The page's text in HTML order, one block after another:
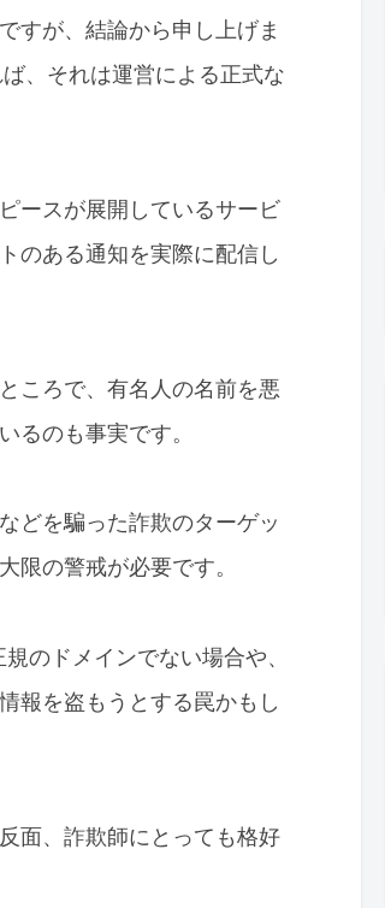
すが、結論から申し上げま
、それは運営による正式な
ースが展開しているサービ
のある通知を実際に配信し
ころで、有名人の名前を悪
るのも事実です。
どを騙った詐欺のターゲッ
限の警戒が必要です。
のドメインでない場合や、
報を盗もうとする罠かもし
面、詐欺師にとっても格好